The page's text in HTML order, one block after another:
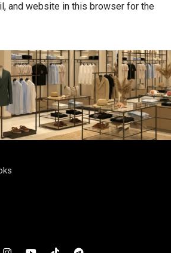
and website in this browser for the